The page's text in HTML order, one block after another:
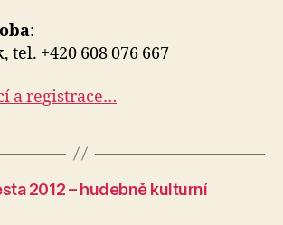
:
tel. +420 608 076 667
a registrace…
2012 – hudebně kulturní